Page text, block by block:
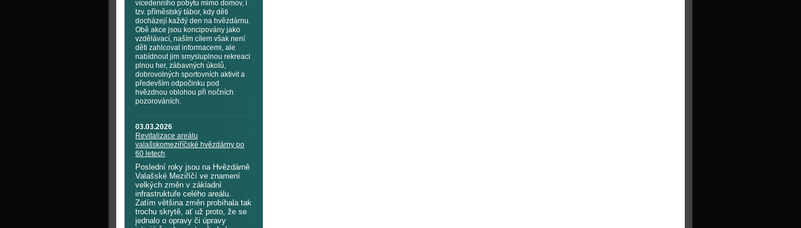
vícedenního pobytu mimo domov, i
tzv. příměstský tábor, kdy děti
docházejí každý den na hvězdárnu.
Obě akce jsou koncipovány jako
vzdělávací, naším cílem však není
děti zahlcovat informacemi, ale
nabídnout jim smysluplnou rekreaci
plnou her, zábavných úkolů,
dobrovolných sportovních aktivit a
především odpočinku pod
hvězdnou oblohou při nočních
pozorováních.
03.03.2026
Revitalizace areálu
valašskomeziříčské hvězdárny po
60 letech
Poslední roky jsou na Hvězdárně
Valašské Meziříčí ve znamení
velkých změn v základní
infrastruktuře celého areálu.
Zatím většina změn probíhala tak
trochu skrytě, ať už proto, že se
jednalo o opravy či úpravy